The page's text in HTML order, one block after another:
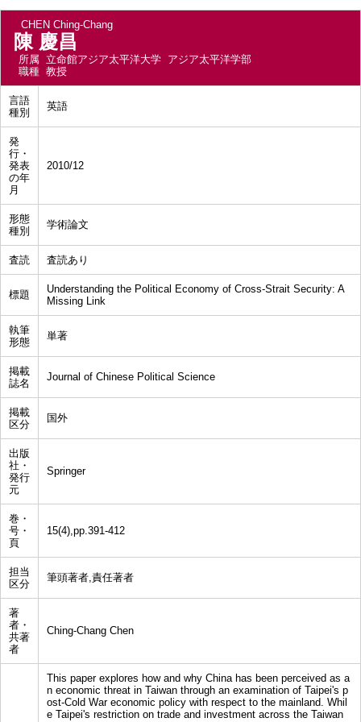
CHEN Ching-Chang
陳 慶昌
所属 立命館アジア太平洋大学 アジア太平洋学部
職種 教授
言語
種別
英語
発
行・
発表
の年
月
2010/12
形態
種別
学術論文
査読 査読あり
標題
Understanding the Political Economy of Cross-Strait Security: A
Missing Link
執筆
形態
単著
掲載
誌名
Journal of Chinese Political Science
掲載
区分
国外
出版
社・
発行
元
Springer
巻・
号・
頁
15(4),pp.391-412
担当
区分
筆頭著者,責任著者
著
者・
共著
者
Ching-Chang Chen
This paper explores how and why China has been perceived as a
n economic threat in Taiwan through an examination of Taipei's p
ost-Cold War economic policy with respect to the mainland. Whil
e Taipei's restriction on trade and investment across the Taiwan